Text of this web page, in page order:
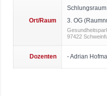
Ort/Raum
3. OG
97422
Dozenten - Adrian